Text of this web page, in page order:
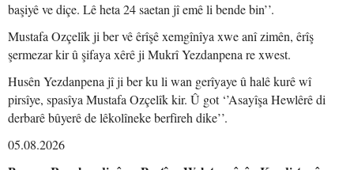
başiyê ve diçe. Lê heta 24 saetan jî emê li bende bin’’.
Mustafa Ozçelîk ji ber vê êrîşê xemgînîya xwe anî zimên, êrîş
şermezar kir û şifaya xêrê ji Mukrî Yezdanpena re xwest.
Husên Yezdanpena jî ji ber ku li wan gerîyaye û halê kurê wî
pirsîye, spasîya Mustafa Ozçelîk kir. Û got ‘’Asayîşa Hewlêrê di
derbarê bûyerê de lêkolîneke berfireh dike’’.
05.08.2026